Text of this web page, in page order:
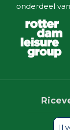
onderdeel